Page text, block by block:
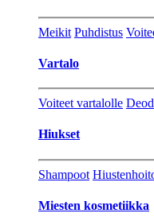
Meikit Puhdistus
Vartalo
Voiteet vartalolle
Hiukset
Shampoot
Miesten kosmetiikka